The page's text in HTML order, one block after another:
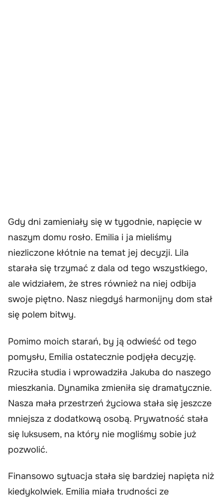
Gdy dni zamieniały się w tygodnie, napięcie w
naszym domu rosło. Emilia i ja mieliśmy
niezliczone kłótnie na temat jej decyzji. Lila
starała się trzymać z dala od tego wszystkiego,
ale widziałem, że stres również na niej odbija
swoje piętno. Nasz niegdyś harmonijny dom stał
się polem bitwy.
Pomimo moich starań, by ją odwieść od tego
pomysłu, Emilia ostatecznie podjęła decyzję.
Rzuciła studia i wprowadziła Jakuba do naszego
mieszkania. Dynamika zmieniła się dramatycznie.
Nasza mała przestrzeń życiowa stała się jeszcze
mniejsza z dodatkową osobą. Prywatność stała
się luksusem, na który nie mogliśmy sobie już
pozwolić.
Finansowo sytuacja stała się bardziej napięta niż
kiedykolwiek. Emilia miała trudności ze